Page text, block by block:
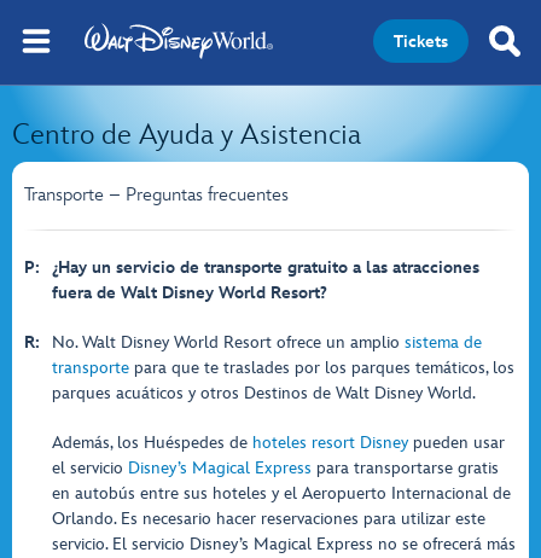
Tickets
Centro de Ayuda y Asistencia
Transporte – Preguntas frecuentes
P:
¿Hay un servicio de transporte gratuito a las atracciones
fuera de Walt Disney World Resort?
R: No. Walt Disney World Resort ofrece un amplio sistema de
transporte para que te traslades por los parques temáticos, los
parques acuáticos y otros Destinos de Walt Disney World.
Además, los Huéspedes de hoteles resort Disney pueden usar
el servicio Disney’s Magical Express para transportarse gratis
en autobús entre sus hoteles y el Aeropuerto Internacional de
Orlando. Es necesario hacer reservaciones para utilizar este
servicio. El servicio Disney’s Magical Express no se ofrecerá más